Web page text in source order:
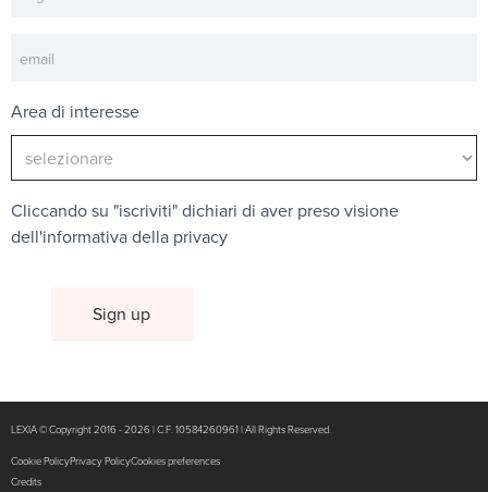
Area di interesse
Cliccando su "iscriviti" dichiari di aver preso visione
dell'informativa della privacy
LEXIA © Copyright 2016 - 2026 | C.F. 10584260961 | All Rights Reserved.
Cookie PolicyPrivacy PolicyCookies preferences
Credits